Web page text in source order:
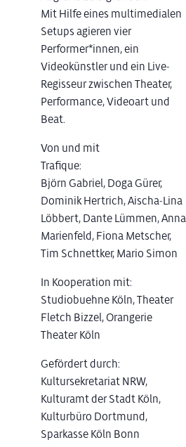
Mit Hilfe eines multimedialen
Setups agieren vier
Performer*innen, ein
Videokünstler und ein Live-
Regisseur zwischen Theater,
Performance, Videoart und
Beat.
Von und mit
Trafique:
Björn Gabriel, Doga Gürer,
Dominik Hertrich, Aischa-Lina
Löbbert, Dante Lümmen, Anna
Marienfeld, Fiona Metscher,
Tim Schnettker, Mario Simon
In Kooperation mit:
Studiobuehne Köln, Theater
Fletch Bizzel, Orangerie
Theater Köln
Gefördert durch:
Kultursekretariat NRW,
Kulturamt der Stadt Köln,
Kulturbüro Dortmund,
Sparkasse Köln Bonn